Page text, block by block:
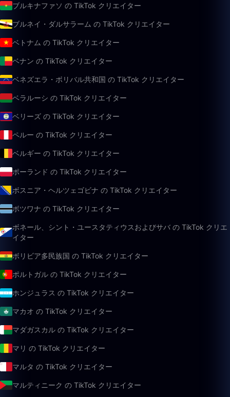
ブルキナファソ の TikTok クリエイター
ブルネイ・ダルサラーム の TikTok クリエイター
ベトナム の TikTok クリエイター
ベナン の TikTok クリエイター
ベネズエラ・ボリバル共和国 の TikTok クリエイター
ベラルーシ の TikTok クリエイター
ベリーズ の TikTok クリエイター
ペルー の TikTok クリエイター
ベルギー の TikTok クリエイター
ポーランド の TikTok クリエイター
ボスニア・ヘルツェゴビナ の TikTok クリエイター
ボツワナ の TikTok クリエイター
ボネール、シント・ユースタティウスおよびサバ の TikTok クリエ
イター
ボリビア多民族国 の TikTok クリエイター
ポルトガル の TikTok クリエイター
ホンジュラス の TikTok クリエイター
マカオ の TikTok クリエイター
マダガスカル の TikTok クリエイター
マリ の TikTok クリエイター
マルタ の TikTok クリエイター
マルティニーク の TikTok クリエイター